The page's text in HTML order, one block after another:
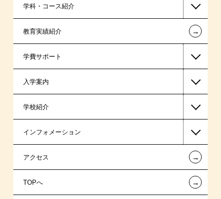
学科・コース紹介
情報IT系
医療事務系
教育実績紹介 ←
学費サポート
高等教育の修学支援新制度
日本学生支援機構の奨学金
国の教育ローン
提携教育ローン
試験による特待生制度
入学案内
一般入学
AO入学
指定校推薦入学
指定校自己推薦入学
学校紹介
在校生からあなたへ
夢を叶えた先輩たち
施設・研修所
インフォメーション
お知らせ・新着情報
在校生へのお知らせ
アクセス ←
TOPへ ←